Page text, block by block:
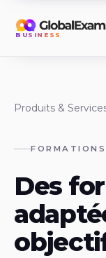
BUSINESS
Produits &
Des